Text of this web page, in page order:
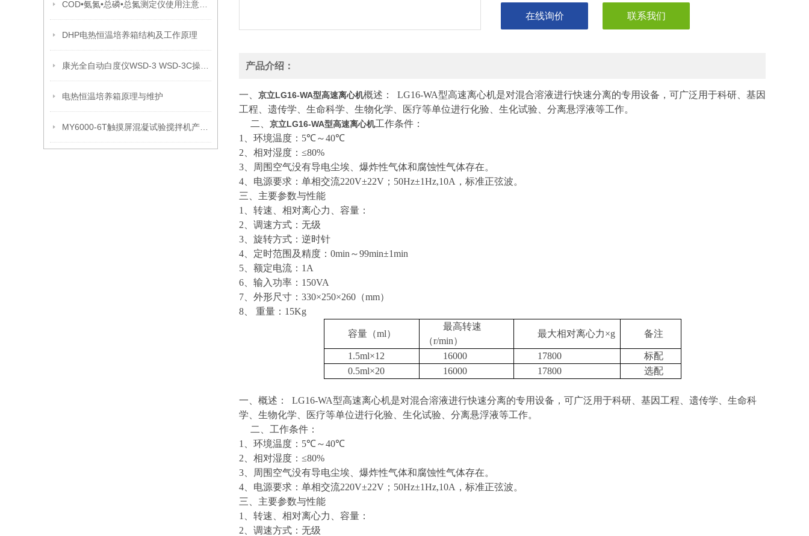
DHP电热恒温培养箱结构及工作原理
电热恒温培养箱原理与维护
在线询价 联系我们
产品介绍：
一、 京立LG16-WA型高速离心机概述： LG16-WA型高速离心机是对混合溶液进行快速分离的专用设备，可广泛用于科研、基因
工程、遗传学、生命科学、生物化学、医疗等单位进行化验、生化试验、分离悬浮液等工作。
二、 京立LG16-WA型高速离心机工作条件：
1
、环境温度： 5℃～40℃
2 、相对湿度：≤80%
3 、周围空气没有导电尘埃、爆炸性气体和腐蚀性气体存在。
4 、电源要求：单相交流220V±22V ； 50Hz±1Hz,10A ，标准正弦波。
三、主要参数与性能
1
、转速、相对离心力、容量：
2 、调速方式：无级
3 、旋转方式：逆时针
4 、定时范围及精度： 0min ～99min±1min
5 、额定电流： 1A
6 、输入功率： 150VA
7 、外形尺寸： 330×250×260 （mm）
8 、 重量： 15Kg
容量（ml）
最高转速
（r/min）
最大相对离心力×g 备注
1.5ml×12 16000 17800
标配
0.5ml×20 16000 17800 选配
一、概述： LG16-WA型高速离心机是对混合溶液进行快速分离的专用设备，可广泛用于科研、基因工程、遗传学、生命科
学、生物化学、医疗等单位进行化验、生化试验、分离悬浮液等工作。
二、工作条件：
1
、环境温度： 5℃～40℃
2 、相对湿度：≤80%
3 、周围空气没有导电尘埃、爆炸性气体和腐蚀性气体存在。
4 、电源要求：单相交流220V±22V ； 50Hz±1Hz,10A ，标准正弦波。
三、主要参数与性能
1
、转速、相对离心力、容量：
2 、调速方式：无级